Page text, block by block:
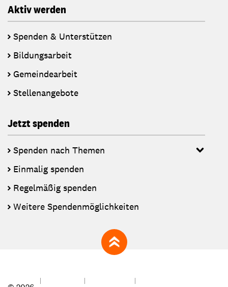
Aktiv werden
Spenden & Unterstützen
Bildungsarbeit
Gemeindearbeit
Stellenangebote
Jetzt spenden
Spenden nach Themen
Einmalig spenden
Regelmäßig spenden
Weitere Spendenmöglichkeiten
zum Seitenanfang